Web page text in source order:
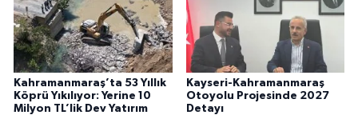
Kahramanmaraş’ta 53 Yıllık
Köprü Yıkılıyor: Yerine 10
Milyon TL’lik Dev Yatırım
Kayseri-Kahramanmaraş
Otoyolu Projesinde 2027
Detayı